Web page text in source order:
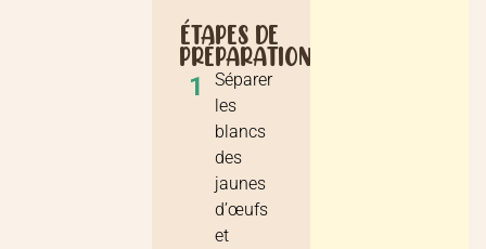
ÉTAPES DE
PRÉPARATION
1
Séparer
les
blancs
des
jaunes
d’œufs
et